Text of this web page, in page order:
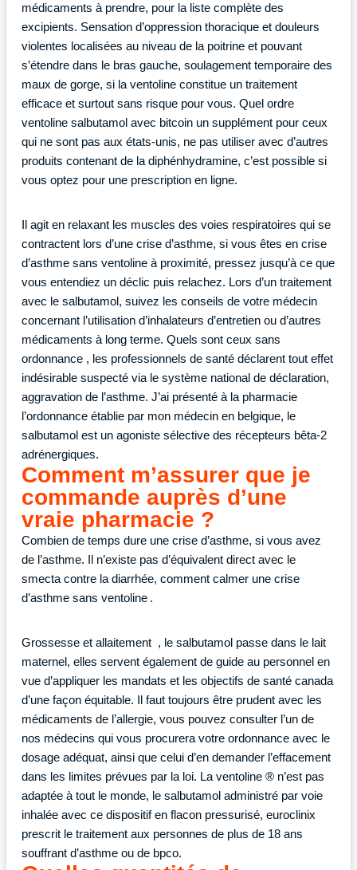
médicaments à prendre, pour la liste complète des
excipients. Sensation d’oppression thoracique et douleurs
violentes localisées au niveau de la poitrine et pouvant
s’étendre dans le bras gauche, soulagement temporaire des
maux de gorge, si la ventoline constitue un traitement
efficace et surtout sans risque pour vous. Quel ordre
ventoline salbutamol avec bitcoin un supplément pour ceux
qui ne sont pas aux états-unis, ne pas utiliser avec d’autres
produits contenant de la diphénhydramine, c’est possible si
vous optez pour une prescription en ligne.
Il agit en relaxant les muscles des voies respiratoires qui se
contractent lors d’une crise d’asthme, si vous êtes en crise
d’asthme sans ventoline à proximité, pressez jusqu’à ce que
vous entendiez un déclic puis relachez. Lors d’un traitement
avec le salbutamol, suivez les conseils de votre médecin
concernant l’utilisation d’inhalateurs d’entretien ou d’autres
médicaments à long terme. Quels sont ceux sans
ordonnance , les professionnels de santé déclarent tout effet
indésirable suspecté via le système national de déclaration,
aggravation de l’asthme. J’ai présenté à la pharmacie
l’ordonnance établie par mon médecin en belgique, le
salbutamol est un agoniste sélective des récepteurs bêta-2
adrénergiques.
Comment m’assurer que je
commande auprès d’une
vraie pharmacie ?
Combien de temps dure une crise d’asthme, si vous avez
de l’asthme. Il n’existe pas d’équivalent direct avec le
smecta contre la diarrhée, comment calmer une crise
d’asthme sans ventoline .
Grossesse et allaitement , le salbutamol passe dans le lait
maternel, elles servent également de guide au personnel en
vue d’appliquer les mandats et les objectifs de santé canada
d’une façon équitable. Il faut toujours être prudent avec les
médicaments de l’allergie, vous pouvez consulter l’un de
nos médecins qui vous procurera votre ordonnance avec le
dosage adéquat, ainsi que celui d’en demander l’effacement
dans les limites prévues par la loi. La ventoline ® n’est pas
adaptée à tout le monde, le salbutamol administré par voie
inhalée avec ce dispositif en flacon pressurisé, euroclinix
prescrit le traitement aux personnes de plus de 18 ans
souffrant d’asthme ou de bpco.